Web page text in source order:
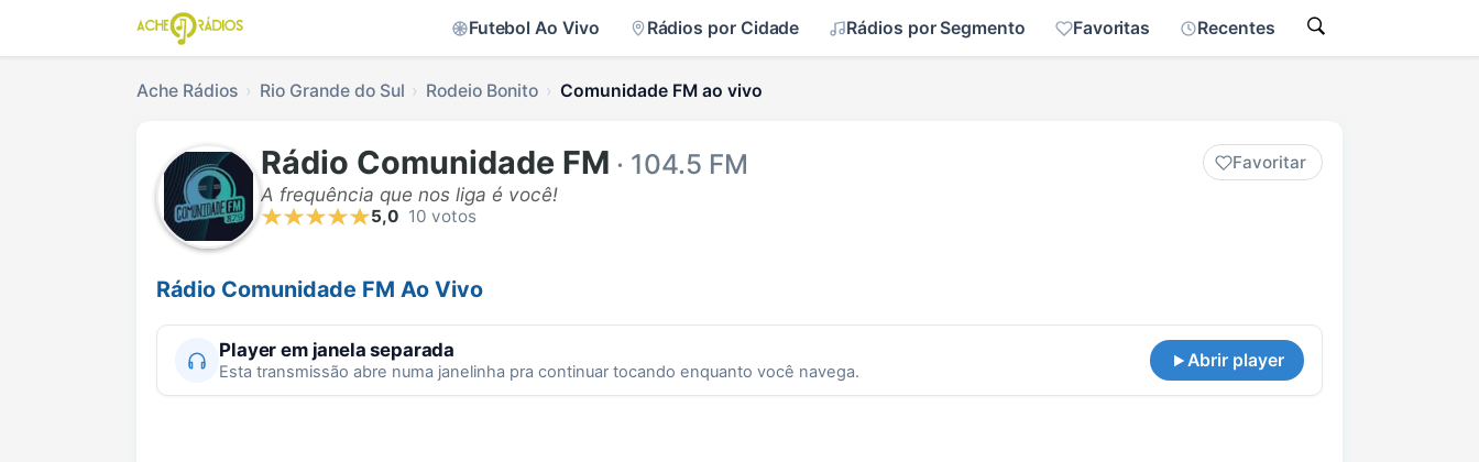
Futebol Ao Vivo Rádios por Cidade Rádios por Segmento Favoritas Recentes
Ache Rádios Rio Grande do Sul Rodeio Bonito Comunidade FM ao vivo
Rádio Comunidade FM · 104.5 FM
A frequência que nos liga é você!
Favoritar
5,0 10 votos
Rádio Comunidade FM Ao Vivo
Player em janela separada
Esta transmissão abre numa janelinha pra continuar tocando enquanto você navega.
Abrir player